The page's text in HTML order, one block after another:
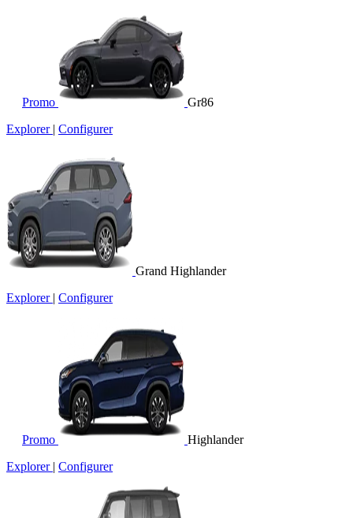
Promo
Gr86
Explorer | Configurer
Grand Highlander
Explorer | Configurer
Promo
Highlander
Explorer | Configurer